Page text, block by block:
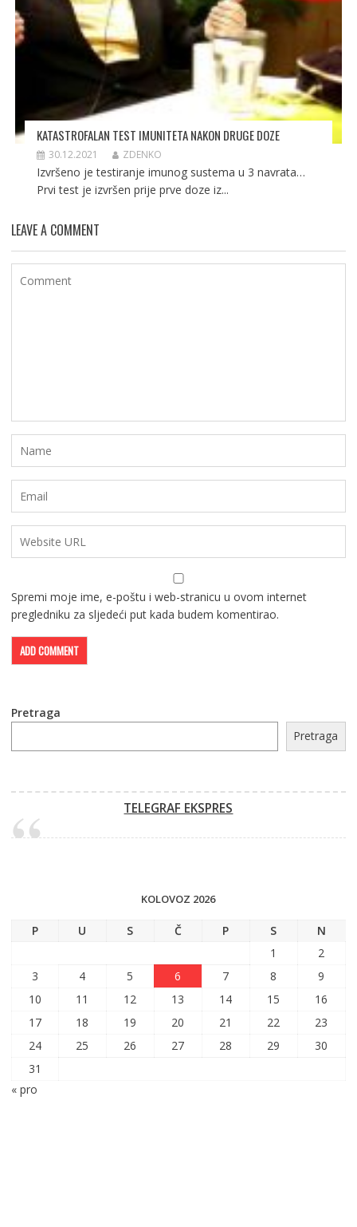
KATASTROFALAN TEST IMUNITETA NAKON DRUGE DOZE
30.12.2021 ZDENKO
Izvršeno je testiranje imunog sustema u 3 navrata…
Prvi test je izvršen prije prve doze iz...
LEAVE A COMMENT
Spremi moje ime, e-poštu i web-stranicu u ovom internet
pregledniku za sljedeći put kada budem komentirao.
Pretraga
Pretraga
TELEGRAF EKSPRES
KOLOVOZ 2026
P U S Č P S
N
1
2
3
4 5 6 7 8
9
10
11 12 13 14 15
16
17
18 19 20 21 22
23
24
25 26 27 28 29
30
31
« pro